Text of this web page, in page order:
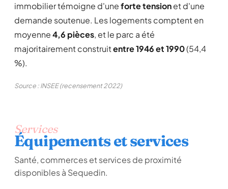
immobilier témoigne d'uneforte tensionet d'une
demande soutenue. Les logements comptent en
moyenne4,6 pièces, et le parc a été
majoritairement construitentre 1946 et 1990(54,4
%).
Source : INSEE (recensement 2022)
Services
Équipements et services
Santé, commerces et services de proximité
disponibles à Sequedin.